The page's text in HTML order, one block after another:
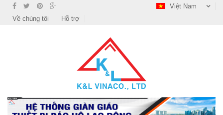
Việt Nam
Về chúng tôi
Hỗ trợ